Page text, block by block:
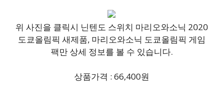
위 사진을 클릭시 닌텐도 스위치 마리오와소닉 2020
도쿄올림픽 새제품, 마리오와소닉 도쿄올림픽 게임
팩만 상세 정보를 볼 수 있습니다.
상품가격 : 66,400원